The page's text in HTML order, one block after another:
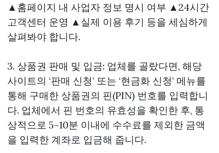
▲홈페이지 내 사업자 정보 명시 여부 ▲24시간
고객센터 운영 ▲실제 이용 후기 등을 세심하게
살펴봐야 합니다.
3. 상품권 판매 및 입금: 업체를 골랐다면, 해당
사이트의 ‘판매 신청’ 또는 ‘현금화 신청’ 메뉴를
통해 구매한 상품권의 핀(PIN) 번호를 입력합니
다. 업체에서 핀 번호의 유효성을 확인한 후, 통
상적으로 5~10분 이내에 수수료를 제외한 금액
을 입력한 계좌로 입금해 줍니다.